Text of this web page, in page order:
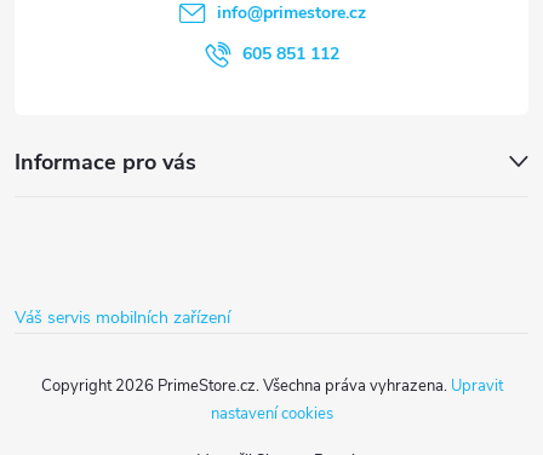
k
p
Informace pro vás
info@primestore.cz
605 851 112
Váš servis mobilních zařízení
Copyright 2026 PrimeStore.cz. Všechna práva vyhrazena. Upravit
nastavení cookies